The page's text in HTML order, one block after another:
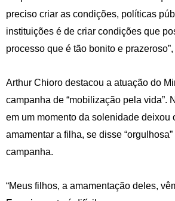
preciso criar as condições, políticas
instituições é de criar condições que
processo que é tão bonito e
Arthur Chioro destacou a atuação do
campanha de “mobilização pela vida”.
em um momento da solenidade deixou
amamentar a filha, se disse
campanha.
“Meus filhos, a amamentação deles,